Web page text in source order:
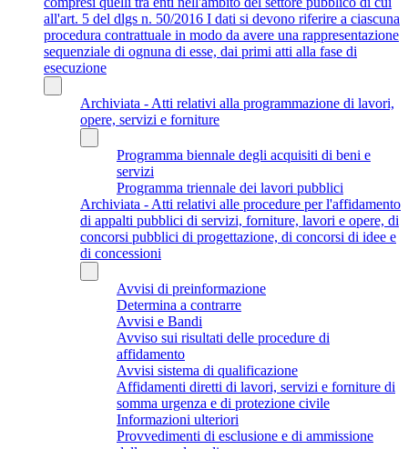
all'art. 5 del dlgs n. 50/2016 I dati si devono riferire a ciascuna
procedura contrattuale in modo da avere una rappresentazione
sequenziale di ognuna di esse, dai primi atti alla fase di
esecuzione
Archiviata - Atti relativi alla programmazione di lavori,
opere, servizi e forniture
Programma biennale degli acquisiti di beni e
servizi
Programma triennale dei lavori pubblici
Archiviata - Atti relativi alle procedure per l'affidamento
di appalti pubblici di servizi, forniture, lavori e opere, di
concorsi pubblici di progettazione, di concorsi di idee e
di concessioni
Avvisi di preinformazione
Determina a contrarre
Avvisi e Bandi
Avviso sui risultati delle procedure di
affidamento
Avvisi sistema di qualificazione
Affidamenti diretti di lavori, servizi e forniture di
somma urgenza e di protezione civile
Informazioni ulteriori
Provvedimenti di esclusione e di ammissione